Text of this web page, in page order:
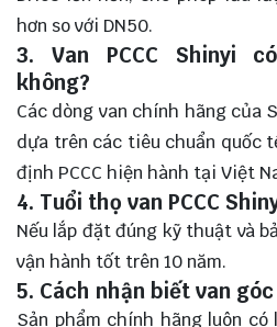
hơn so với DN50.
3. Van PCCC Shinyi
không?
Các dòng van chính hãng của
dựa trên các tiêu chuẩn quốc
định PCCC hiện hành tại Việt
4. Tuổi thọ van PCCC
Nếu lắp đặt đúng kỹ thuật và
vận hành tốt trên 10 năm.
5. Cách nhận biết van
Sản phẩm chính hãng luôn